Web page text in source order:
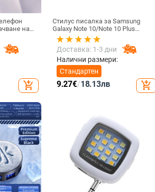
на
Анти-
за
add_shopping_cart
Стилус писалка за Samsung
Galaxy Note 10/Note 10 Plus
Универсална капацитивна
писалка Чувствителен сензорен
екран SPen Не е съвместим с
Bluetooth
Доставка: 1-3 дни
Налични размери:
Стандартен
9.27€/18.13лв add_shopping_cart